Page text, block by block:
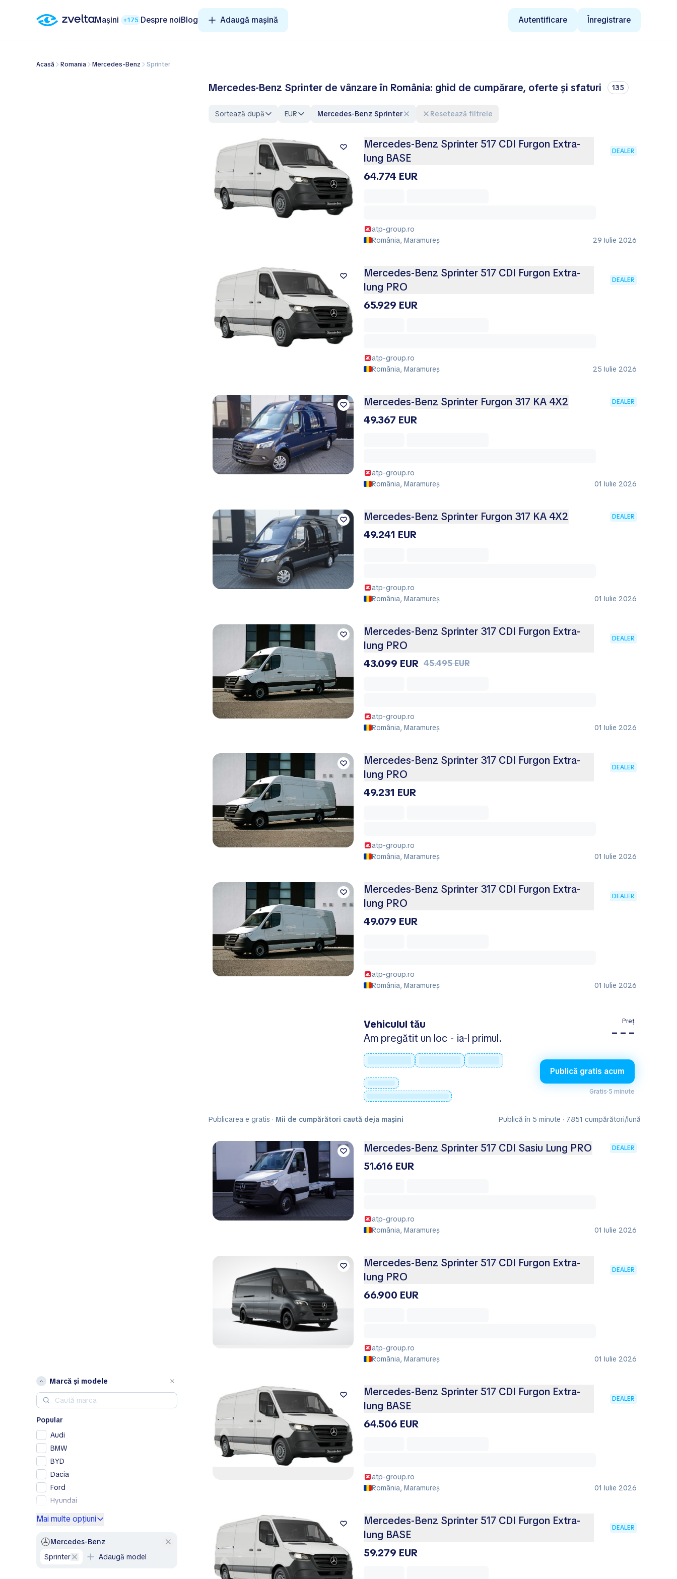
Mașini +175 Despre noiBlog Adaugă mașină Autentificare Înregistrare
Acasă Romania Mercedes-Benz Sprinter
Marcă și modele
Popular
Audi
BMW
BYD
Dacia
Ford
Hyundai
Mercedes-Benz
Peugeot
Renault
Mai multe opțiuni
Mercedes-Benz
Sprinter
Adaugă model
Mercedes-Benz Sprinter de vânzare în România: ghid de cumpărare, oferte și sfaturi 135
Sortează după EUR Mercedes-Benz Sprinter Resetează filtrele
Mercedes-Benz Sprinter 517 CDI Furgon Extra-
lung BASE
DEALER
64.774 EUR
atp-group.ro
România, Maramureș
29 Iulie 2026
Mercedes-Benz Sprinter 517 CDI Furgon Extra-
lung PRO
DEALER
65.929 EUR
atp-group.ro
România, Maramureș
25 Iulie 2026
Mercedes-Benz Sprinter Furgon 317 KA 4X2 DEALER
49.367 EUR
atp-group.ro
România, Maramureș
01 Iulie 2026
Mercedes-Benz Sprinter Furgon 317 KA 4X2 DEALER
49.241 EUR
atp-group.ro
România, Maramureș
01 Iulie 2026
Mercedes-Benz Sprinter 317 CDI Furgon Extra-
lung PRO
DEALER
43.099 EUR 45.495 EUR
atp-group.ro
România, Maramureș
01 Iulie 2026
Mercedes-Benz Sprinter 317 CDI Furgon Extra-
lung PRO
DEALER
49.231 EUR
atp-group.ro
România, Maramureș
01 Iulie 2026
Mercedes-Benz Sprinter 317 CDI Furgon Extra-
lung PRO
DEALER
49.079 EUR
atp-group.ro
România, Maramureș
01 Iulie 2026
Vehiculul tău
Am pregătit un loc - ia-l primul.
Preț
– – –
Publică gratis acum
Gratis·5 minute
Publicarea e gratis · Mii de cumpărători caută deja mașini Publică în 5 minute · 7.851 cumpărători/lună
Mercedes-Benz Sprinter 517 CDI Sasiu Lung PRO DEALER
51.616 EUR
atp-group.ro
România, Maramureș
01 Iulie 2026
Mercedes-Benz Sprinter 517 CDI Furgon Extra-
lung PRO
DEALER
66.900 EUR
atp-group.ro
România, Maramureș
01 Iulie 2026
Mercedes-Benz Sprinter 517 CDI Furgon Extra-
lung BASE
DEALER
64.506 EUR
atp-group.ro
România, Maramureș
01 Iulie 2026
Mercedes-Benz Sprinter 517 CDI Furgon Extra-
lung BASE
DEALER
59.279 EUR